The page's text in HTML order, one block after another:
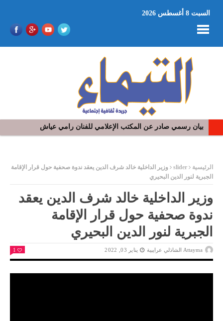
السبت 8 أغسطس 2026
في افتتاح مهرجان بومخلوف الدولي: رؤوف ماهر يتالق و يشد الجمهور
الرئيسية slider
وزير الداخلية خالد شرف الدين يعقد ندوة صحفية حول قرار الإقامة
الجبرية لنور الدين البحيري
وزير الداخلية خالد شرف الدين يعقد
ندوة صحفية حول قرار الإقامة
الجبرية لنور الدين البحيري
Attayma الشاذلي عرايبية يناير 03, 2022 1